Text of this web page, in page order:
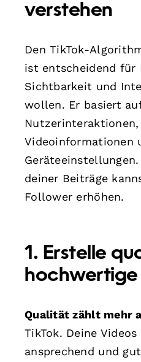
verstehen
Den TikTok-
ist entscheidend für
Sichtbarkeit und
wollen. Er basiert
Nutzerinteraktionen,
Videoinformationen
deiner Beiträge
Follower erhöhen.
1. Erstelle
hochwertige
Qualität zählt mehr
TikTok. Deine
ansprechend und